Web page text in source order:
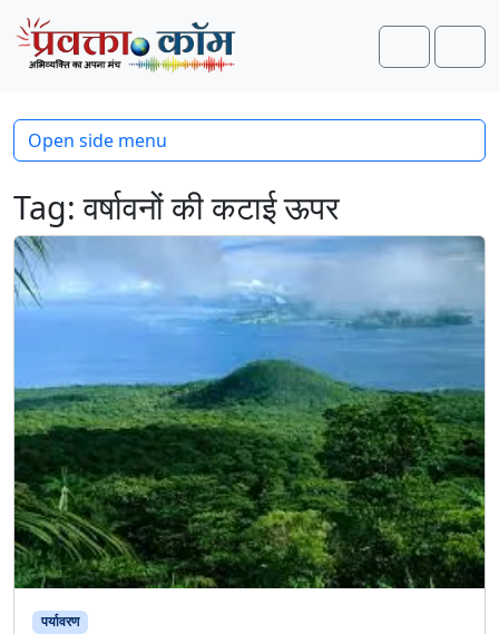
Skip to content
Skip to footer
Search
Tag:वर्षावनों की कटाई ऊपर
पर्यावरण
Open side menu